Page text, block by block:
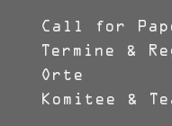
Call for
Termine &
Orte
Komitee &